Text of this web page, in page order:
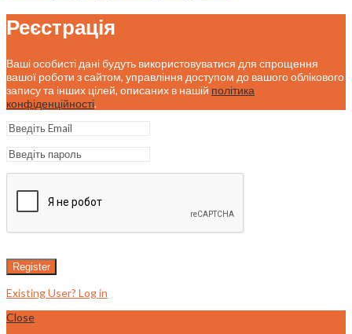
Реєстрація
Ваші особисті дані будуть використовуватися для спрощення
вашої роботи з сайтом, управління доступом до вашого облікового
запису та інших цілей, описаних в нашій політика
конфіденційності.
Register
Existing User? Log in
Close